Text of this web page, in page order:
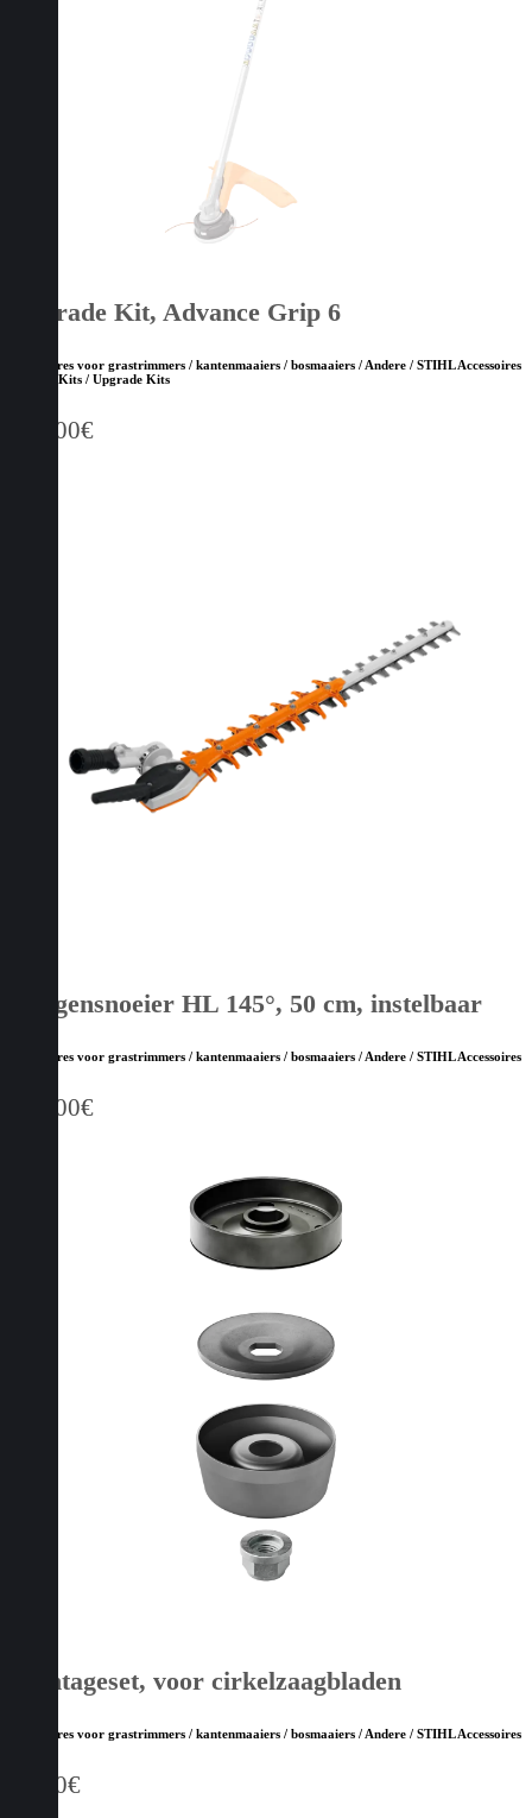
Upgrade Kit, Advance Grip 6
Accessoires voor grastrimmers / kantenmaaiers / bosmaaiers / Andere / STIHL Accessoires
/ STIHL Kits / Upgrade Kits
130,00€
Heggensnoeier HL 145°, 50 cm, instelbaar
Accessoires voor grastrimmers / kantenmaaiers / bosmaaiers / Andere / STIHL Accessoires
419,00€
Montageset, voor cirkelzaagbladen
Accessoires voor grastrimmers / kantenmaaiers / bosmaaiers / Andere / STIHL Accessoires
16,80€